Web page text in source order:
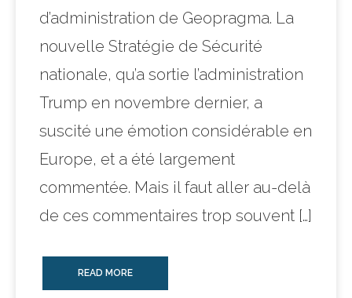
d’administration de Geopragma. La
nouvelle Stratégie de Sécurité
nationale, qu’a sortie l’administration
Trump en novembre dernier, a
suscité une émotion considérable en
Europe, et a été largement
commentée. Mais il faut aller au-delà
de ces commentaires trop souvent […]
READ MORE